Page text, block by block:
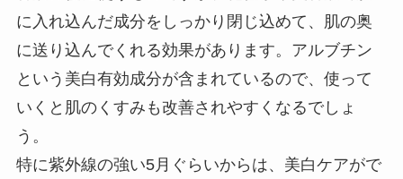
容液の後に使うものですが、化粧水や美容液で肌
に入れ込んだ成分をしっかり閉じ込めて、肌の奥
に送り込んでくれる効果があります。アルブチン
という美白有効成分が含まれているので、使って
いくと肌のくすみも改善されやすくなるでしょ
う。